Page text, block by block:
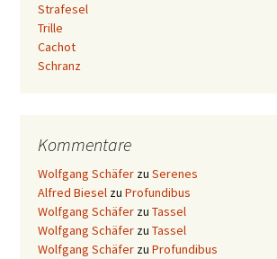
Strafesel
Trille
Cachot
Schranz
Kommentare
Wolfgang Schäfer zu Serenes
Alfred Biesel zu Profundibus
Wolfgang Schäfer zu Tassel
Wolfgang Schäfer zu Tassel
Wolfgang Schäfer zu Profundibus